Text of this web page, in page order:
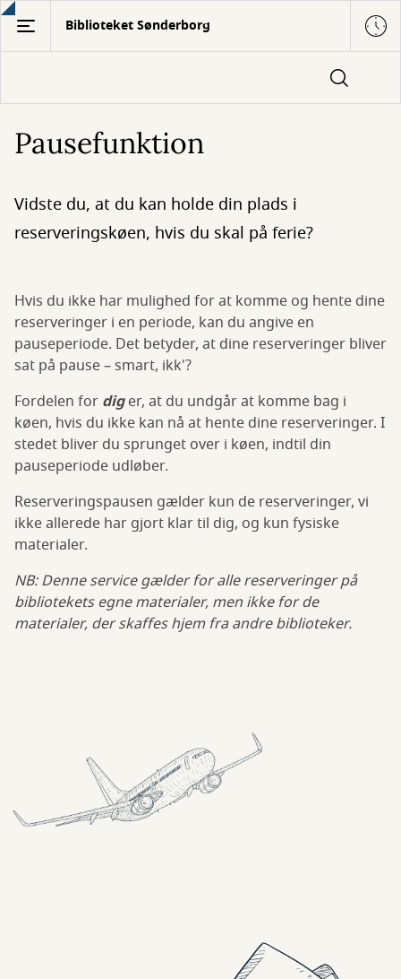
Gå
hovedindhold
Biblioteket Sønderborg
Pausefunktion
Vidste du, at du kan holde din plads i
reserveringskøen, hvis du skal på ferie?
Hvis du ikke har mulighed for at komme og hente dine
reserveringer i en periode, kan du angive en
pauseperiode. Det betyder, at dine reserveringer bliver
sat på pause – smart, ikk'?
Fordelen for diger, at du undgår at komme bag i
køen, hvis du ikke kan nå at hente dine reserveringer. I
stedet bliver du sprunget over i køen, indtil din
pauseperiode udløber.
Reserveringspausen gælder kun de reserveringer, vi
ikke allerede har gjort klar til dig, og kun fysiske
materialer.
NB: Denne service gælder for alle reserveringer på
bibliotekets egne materialer, men ikke for de
materialer, der skaffes hjem fra andre biblioteker.